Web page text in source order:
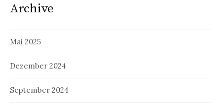
Archive
Mai 2025
Dezember 2024
September 2024